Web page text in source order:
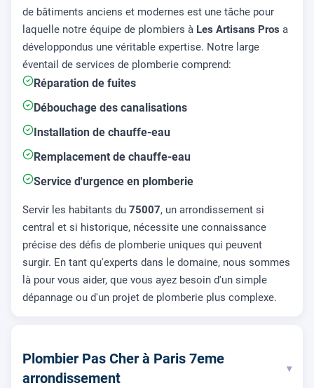
de bâtiments anciens et modernes est une tâche pour
laquelle notre équipe de plombiers à Les Artisans Pros a
développondus une véritable expertise. Notre large
éventail de services de plomberie comprend:
Réparation de fuites
Débouchage des canalisations
Installation de chauffe-eau
Remplacement de chauffe-eau
Service d'urgence en plomberie
Servir les habitants du 75007, un arrondissement si
central et si historique, nécessite une connaissance
précise des défis de plomberie uniques qui peuvent
surgir. En tant qu'experts dans le domaine, nous sommes
là pour vous aider, que vous ayez besoin d'un simple
dépannage ou d'un projet de plomberie plus complexe.
Plombier Pas Cher à Paris 7eme
arrondissement
▾